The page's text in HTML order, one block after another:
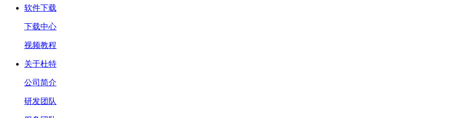
软件下载
下载中心
视频教程
关于杜特
公司简介
研发团队